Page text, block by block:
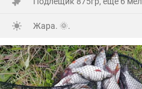
Жара. 🌞.